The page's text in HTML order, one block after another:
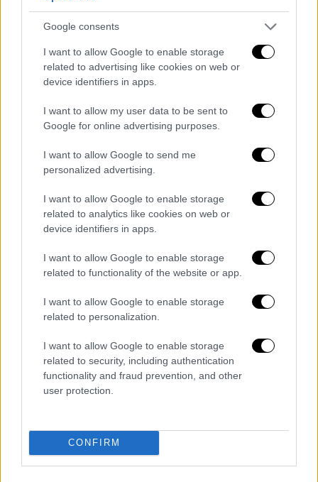
Google consents
I want to allow Google to enable storage
related to advertising like cookies on web or
device identifiers in apps.
I want to allow my user data to be sent to
Google for online advertising purposes.
I want to allow Google to send me
personalized advertising.
I want to allow Google to enable storage
related to analytics like cookies on web or
device identifiers in apps.
I want to allow Google to enable storage
related to functionality of the website or app.
I want to allow Google to enable storage
related to personalization.
I want to allow Google to enable storage
related to security, including authentication
functionality and fraud prevention, and other
user protection.
CONFIRM
«Μεγάλωσαν με έξυπνες συσκευές, οπότε
γιατροί να καταλαβαίνουν τις ίδιες, όχι
απλώς την ηλικία τους», λέει η
της Midi, του μεγαλύτερου παρόχου
φροντίδαςεμμηνόπαυσηςστις ΗΠΑ.
«Θέλουν έξυπνη φροντίδα, εξατομικευμένη
φροντίδα.»
Έλλειψη εξιδεικευμένων γιατρών
Παρόλο που αυτή η νέα γενιά μπαίνει στην
, η ιατρική κοινότητα δεν είναι
απολύτως έτοιμη.
Αν και ο αριθμός των πιστοποιημένων
ειδικών στην εμμηνόπαυση
σύμφωνα με τηνΕταιρεία Εμμηνόπαυσης
αριθμός των γυναικών που αναζητούν
φροντίδαέχει αυξηθεί εκθετικά,
ορμονική θεραπείανωρίτερα και να τη
συνεχίζουν περισσότερο.